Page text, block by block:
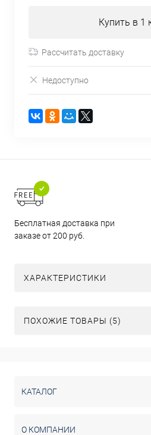
Купить в 1
Рассчитать доставку
Недоступно
Бесплатная доставка при
заказе от 200 руб.
ХАРАКТЕРИСТИКИ
ПОХОЖИЕ ТОВАРЫ (5)
КАТАЛОГ
О КОМПАНИИ